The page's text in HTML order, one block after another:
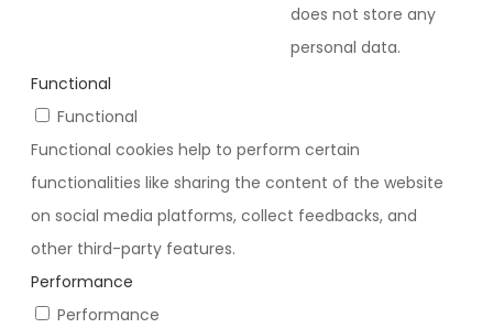
does not store any
personal data.
Functional
Functional
Functional cookies help to perform certain
functionalities like sharing the content of the website
on social media platforms, collect feedbacks, and
other third-party features.
Performance
Performance